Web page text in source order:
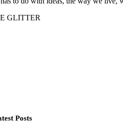
GLITTER
Posts